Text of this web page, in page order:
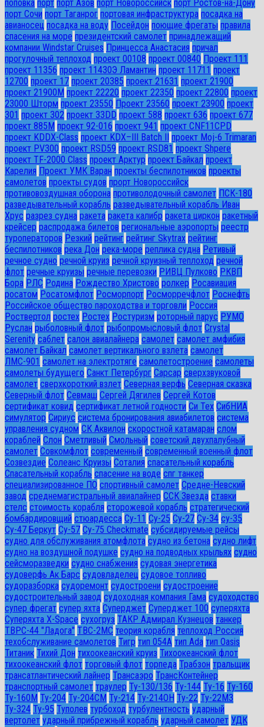
поповка порт порт Азов порт Новороссийск порт Ростов-на-Дону
порт Сочи порт Таганрог портовая инфраструктура посадка на
авианосец посадка на воду Посейдон поющие фрегаты правила
спасения на море президентский самолет принадлежащий
компании Windstar Cruises Принцесса Анастасия причал
прогулочный теплоход проект 00108 проект 00840 Проект 111
проект 11356 проект 11430Э Ламантин проект 11711 проект
12700 проект 17 проект 20385 проект 21631 проект 21900
проект 21900М проект 22220 проект 22350 проект 22800 проект
23000 Шторм проект 23550 Проект 23560 проект 23900 проект
301 проект 302 проект 33DD проект 588 проект 636 проект 677
проект 885М проект 92-016 проект 941 проект CNF11CPD
проект KDDX-Class проект KDX–III Batch II
проект Moj-6 Trimaran
проект PV300 проект RSD59 проект RSD81 проект Shpere
проект TF-2000 Class проект Арктур проект Байкал проект
Карелия Проект УМК Варан проекты беспилотников проекты
самолетов проекты судов прорт Новороссийск
противовоздушная оборона противолодочный самолет ПСК-180
разведывательный корабль разведывательный корабль Иван
Хрус разрез судна ракета ракета калибр ракета циркон ракетный
крейсер распродажа билетов региональные аэропорты реестр
туроператоров Резкий рейтинг рейтинг Skytrax рейтинг
беспилотников река Дон река-море реплика судна Ретивый
речное судно речной круиз речной круизный теплоход речной
флот речные круизы речные перевозки РИВЦ Пулково РКВП
Бора РЛС Родина Рождество Христово ролкер Росавиация
росатом Росатомфлот Росморпорт Росморречфлот Роснефть
Российское общество пароходства и торговли Россия
Роствертол ростех Ростех Ростуризм роторный парус РУМО
Руслан рыболовный флот рыбопромысловый флот Сrystal
Serenity саблет салон авиалайнера самолет самолет амфибия
самолет Байкал самолет вертикального взлета самолет
ЛМС-901 самолет на электротяге самолетостроение самолеты
самолеты будущего Санкт Петербург Сарсар сверхзвуковой
самолет сверхкороткий взлет Северная верфь Северная сказка
Северный флот Севмаш Сергей Дягилев Сергей Котов
сертификат ковид сертификат летной годности Си Тех СибНИА
симулятор Сириус система бронирования авиабилетов система
управления судном СК Аквилон скоростной катамаран слом
кораблей Слон Сметливый Смольный советский двухпалубный
самолет Совкомфлот современный современный военный флот
Созвездие Солеанс Круизы Соталия спасательный корабль
Спасательный корабль спасение на воде спг танкер
специализированное ПО спортивный самолет Средне-Невский
завод среднемагистральный авиалайнер ССК Звезда ставки
стелс стоимость корабля сторожевой корабль стратегический
бомбардировщий стюардесса Су-11 Су-25 Су-27 Су-34 су-35
Су-47 Беркут Су-57 Су-75 Checkmate субсидируемые рейсы
судно для обслуживания атомфлота судно из бетона судно лифт
судно на воздушной подушке судно на подводных крыльях судно
сейсморазведки судно снабжения судовая энергетика
судоверфь Ак Барс судовладелец судовое топливо
судоразборка судоремонт судостроени судостроение
судостроительный завод судоходная компания Гама судоходство
супер фрегат супер яхта Суперджет Суперджет 100 суперяхта
Суперяхта X-Space сухогруз ТАКР Адмирал Кузнецов танкер
ТВРС-44 "Ладога" ТВС-2МС теория корабля теплоход Россия
техобслуживание самолетов Тигр тип 054А тип Ada тип Oasis
Титаник Тихий Дон тихоокеанский круиз Тихоокеанский флот
тихоокеанский флот торговый флот торпеда Трабзон тральщик
трансатлантический лайнер Трансаэро ТрансКонтейнер
транспортный самолет траулер Ту-130/136 Ту-144 Ту-16 Ту-160
Ту-160М Ту-204 Ту-204СМ Ту-214 Ту-214ОН Ту-22 Ту-22М3
Ту-324 Ту-95 Туполев турбоход турбулентность ударный
вертолет ударный прибрежный корабль ударный самолет УДК